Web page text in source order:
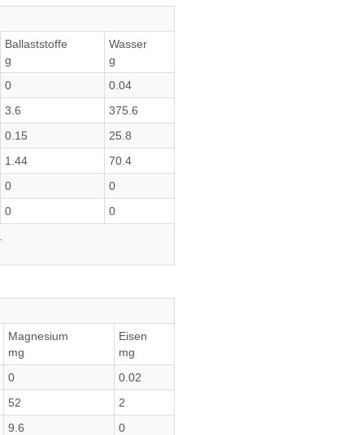
Ballaststoffe
g
Wasser
g
0
0.04
3.6
375.6
0.15
25.8
1.44
70.4
0
0
0
0
Magnesium
mg
Eisen
mg
0
0.02
52
2
9.6
0